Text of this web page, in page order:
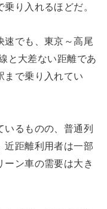
り入れるほどだ。
速でも、東京～高尾
と大差ない距離であ
まで乗り入れてい
いるものの、普通列
近距離利用者は一部
ーン車の需要は大き